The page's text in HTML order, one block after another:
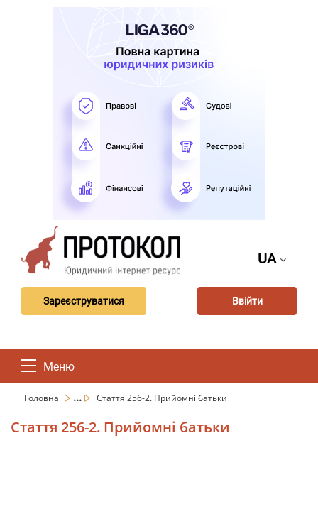
UA
Зареєструватися Ввійти
Меню
Головна ... Стаття 256-2. Прийомні батьки
Стаття 256-2. Прийомні батьки